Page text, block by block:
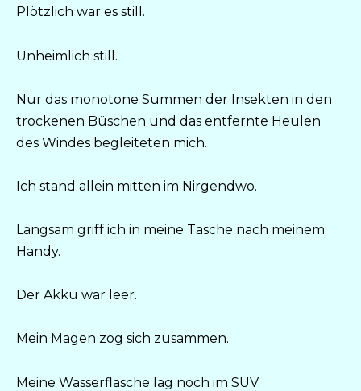
Plötzlich war es still.
Unheimlich still.
Nur das monotone Summen der Insekten in den
trockenen Büschen und das entfernte Heulen
des Windes begleiteten mich.
Ich stand allein mitten im Nirgendwo.
Langsam griff ich in meine Tasche nach meinem
Handy.
Der Akku war leer.
Mein Magen zog sich zusammen.
Meine Wasserflasche lag noch im SUV.